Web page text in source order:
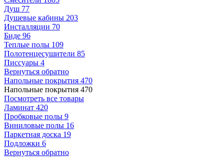
Душ 77
Душевые кабины 203
Инсталляции 70
Биде 96
Теплые полы 109
Полотенцесушители 85
Писсуары 4
Вернуться обратно
Напольные покрытия 470
Напольные покрытия 470
Посмотреть все товары
Ламинат 420
Пробковые полы 9
Виниловые полы 16
Паркетная доска 19
Подложки 6
Вернуться обратно